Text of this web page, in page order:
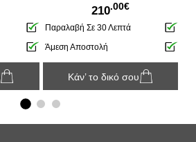
39.4x39.4x167.6cm - Απόχρωση
Ξύλου
210.00€
Παραλαβή Σε 30 Λεπτά
Άμεση Αποστολή
Κάν’ το δικό σου